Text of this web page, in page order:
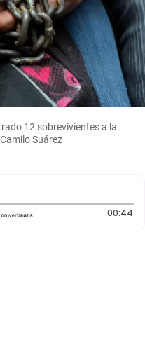
12 sobrevivientes a la
Suárez
0 segundos 00:44